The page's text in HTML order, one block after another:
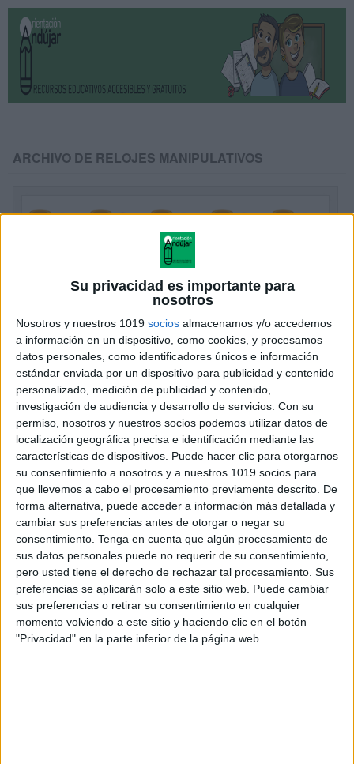
Su privacidad es importante para
nosotros
Nosotros y nuestros 1019 socios almacenamos y/o accedemos
a información en un dispositivo, como cookies, y procesamos
datos personales, como identificadores únicos e información
estándar enviada por un dispositivo para publicidad y contenido
personalizado, medición de publicidad y contenido,
investigación de audiencia y desarrollo de servicios. Con su
permiso, nosotros y nuestros socios podemos utilizar datos de
localización geográfica precisa e identificación mediante las
características de dispositivos. Puede hacer clic para otorgarnos
su consentimiento a nosotros y a nuestros 1019 socios para
que llevemos a cabo el procesamiento previamente descrito. De
forma alternativa, puede acceder a información más detallada y
cambiar sus preferencias antes de otorgar o negar su
consentimiento. Tenga en cuenta que algún procesamiento de
sus datos personales puede no requerir de su consentimiento,
pero usted tiene el derecho de rechazar tal procesamiento. Sus
preferencias se aplicarán solo a este sitio web. Puede cambiar
sus preferencias o retirar su consentimiento en cualquier
momento volviendo a este sitio y haciendo clic en el botón
"Privacidad" en la parte inferior de la página web.
ARCHIVO DE RELOJES MANIPULATIVOS
Manipulativos cucuruchos helado para
trabajar las horas en punto
Publicado el 7 febrero, 2025
Aprender a leer el reloj puede ser mucho más divertido
cuando se combina con elementos visuales y
manipulativos. Por eso, hemos creado este recurso de
cucuruchos de helado para trabajar […]
SEGUIR LEYENDO
Buscar